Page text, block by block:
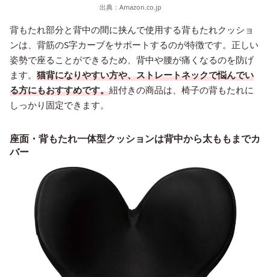
出典： Amazon.co.jp
背もたれ部分と背中の間に挟んで使用する背もたれクッショ
ンは、背筋のS字カーブをサポートするのが特徴です。正しい
姿勢で座ることができるため、背中や腰が痛くなるのを防げ
ます。 猫背になりやすい方や、ストレートネックで悩んでい
る方にもおすすめです。紐付きの商品は、椅子の背もたれに
しっかり固定できます。
座面・背もたれ一体型クッションは背中から太ももまでカ
バー